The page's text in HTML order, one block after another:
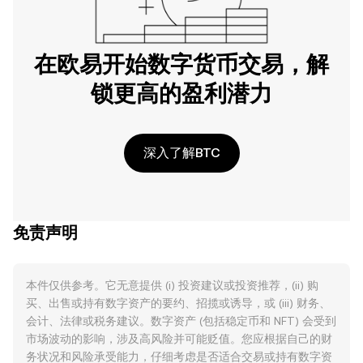
在欧易开始数字货币交易，解
锁更高的盈利潜力
深入了解BTC
免责声明
本件仅供参考。它无意提供 (i) 投资建议或投资推荐，(ii) 购
买、出售或持有数字资产的要约、招揽或诱导，或 (iii) 财务、
会计、法律或税务建议。数字资产 (包括稳定币和 NFT) 会受到
市场波动的影响，涉及高风险并可能贬值。您应根据自己的财
务状况和风险承受能力，仔细考虑是否适合交易或持有数字资